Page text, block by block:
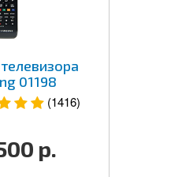
01198
(1416)
р.